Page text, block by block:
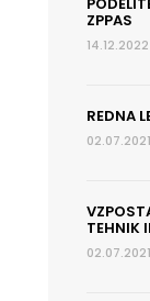
ZPPAS
14.12.2022
REDNA
02.07.2021
TEHNIK
02.07.2021